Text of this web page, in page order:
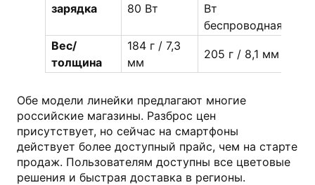
зарядка
80 Вт
Вт
беспроводная
Вес/
толщина
184 г / 7,3
мм
205 г / 8,1 мм
Обе модели линейки предлагают многие
российские магазины. Разброс цен
присутствует, но сейчас на смартфоны
действует более доступный прайс, чем на старте
продаж. Пользователям доступны все цветовые
решения и быстрая доставка в регионы.